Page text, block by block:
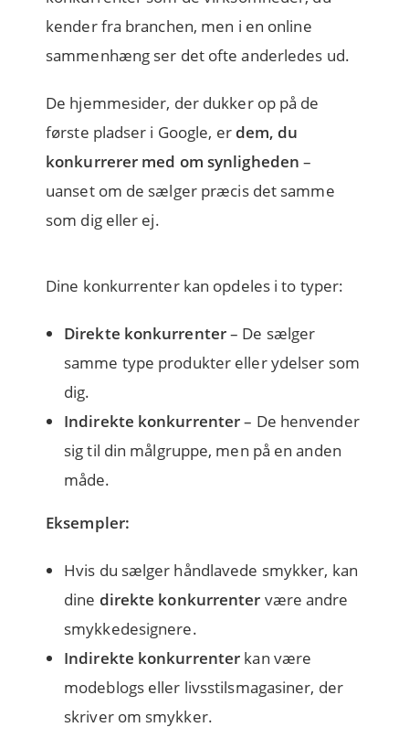
kender fra branchen, men i en online
sammenhæng ser det ofte anderledes ud.
De hjemmesider, der dukker op på de
første pladser i Google, erdem, du
konkurrerer med om synligheden –
uanset om de sælger præcis det samme
som dig eller ej.
Dine konkurrenter kan opdeles i to typer:
Direkte konkurrenter– De sælger
samme type produkter eller ydelser som
dig.
Indirekte konkurrenter– De henvender
sig til din målgruppe, men på en anden
måde.
Eksempler:
Hvis du sælger håndlavede smykker, kan
dine direkte konkurrenter være andre
smykkedesignere.
Indirekte konkurrenter kan være
modeblogs eller livsstilsmagasiner, der
skriver om smykker.